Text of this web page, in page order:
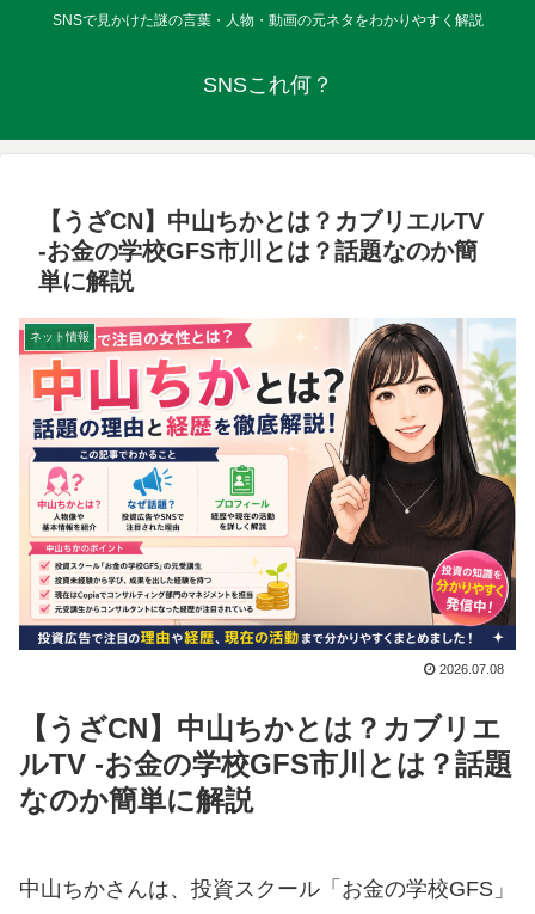
SNSで見かけた謎の言葉・人物・動画の元ネタをわかりやすく解説
SNSこれ何？
【うざCN】中山ちかとは？カブリエルTV
-お金の学校GFS市川とは？話題なのか簡
単に解説
ネット情報
2026.07.08
【うざCN】中山ちかとは？カブリエ
ルTV -お金の学校GFS市川とは？話題
なのか簡単に解説
中山ちかさんは、投資スクール「お金の学校GFS」